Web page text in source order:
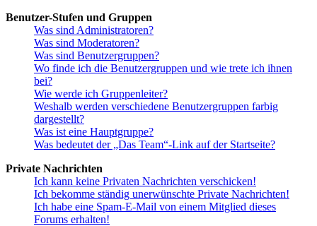
Benutzer-Stufen und Gruppen
Was sind Administratoren?
Was sind Moderatoren?
Was sind Benutzergruppen?
Wo finde ich die Benutzergruppen und wie trete ich ihnen
bei?
Wie werde ich Gruppenleiter?
Weshalb werden verschiedene Benutzergruppen farbig
dargestellt?
Was ist eine Hauptgruppe?
Was bedeutet der „Das Team“-Link auf der Startseite?
Private Nachrichten
Ich kann keine Privaten Nachrichten verschicken!
Ich bekomme ständig unerwünschte Private Nachrichten!
Ich habe eine Spam-E-Mail von einem Mitglied dieses
Forums erhalten!